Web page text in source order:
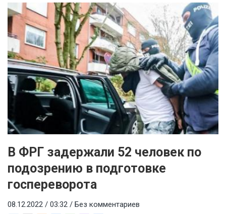
В ФРГ задержали 52 человек по
подозрению в подготовке
госпереворота
08.12.2022 / 03:32 / Без комментариев